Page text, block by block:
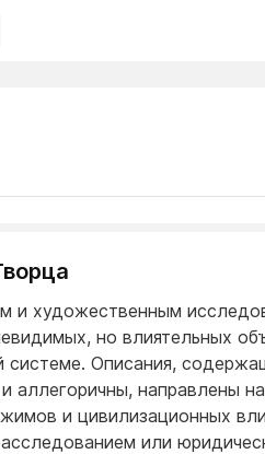
и художественным
но влиятельных
системе. Описания,
аллегоричны, направлены на
и цивилизационных
или